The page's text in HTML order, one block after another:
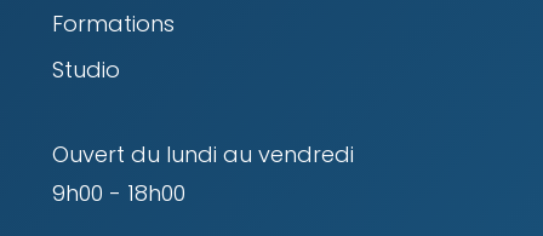
Formations
Studio
Ouvert du lundi au vendredi
9h00 - 18h00